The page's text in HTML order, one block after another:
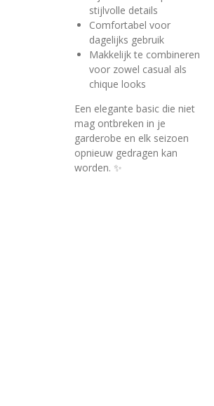
stijlvolle details
Comfortabel voor
dagelijks gebruik
Makkelijk te combineren
voor zowel casual als
chique looks
Een elegante basic die niet
mag ontbreken in je
garderobe en elk seizoen
opnieuw gedragen kan
worden. ✨